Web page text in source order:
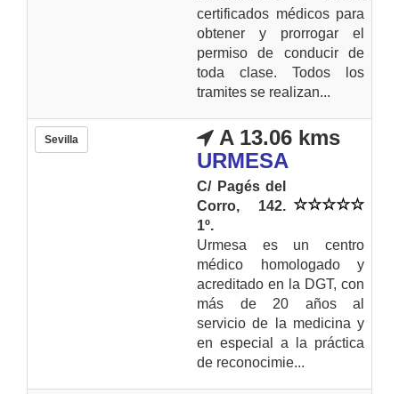
certificados médicos para
obtener y prorrogar el
permiso de conducir de
toda clase. Todos los
tramites se realizan...
Sevilla
A 13.06 kms
URMESA
C/ Pagés del
Corro, 142.
1º.
Urmesa es un centro
médico homologado y
acreditado en la DGT, con
más de 20 años al
servicio de la medicina y
en especial a la práctica
de reconocimie...